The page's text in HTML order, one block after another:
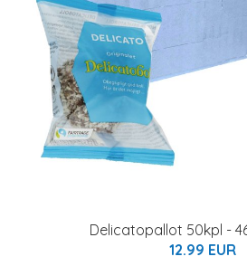
Delicatopallot 50kpl -
12.99 EUR